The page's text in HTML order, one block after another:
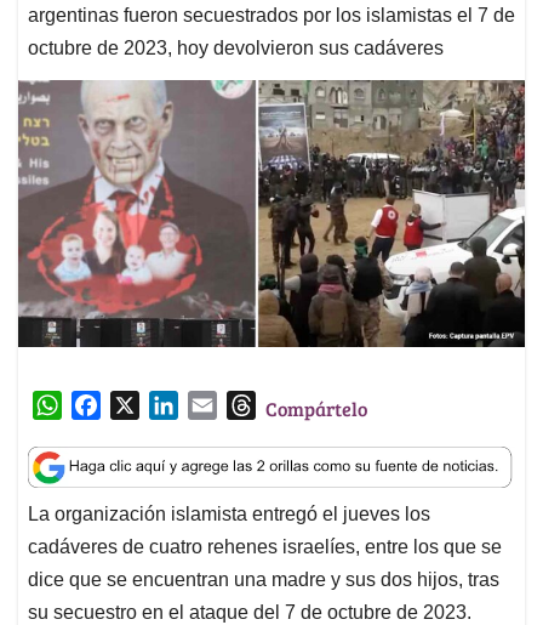
argentinas fueron secuestrados por los islamistas el 7 de
octubre de 2023, hoy devolvieron sus cadáveres
W
a
t
s
A
p
p
c
e
b
o
o
k
n
k
e
d
I
n
a
i
l
T
r
e
a
d
s
Compártelo
La organización islamista entregó el jueves los
cadáveres de cuatro rehenes israelíes, entre los que se
dice que se encuentran una madre y sus dos hijos, tras
su secuestro en el ataque del 7 de octubre de 2023.